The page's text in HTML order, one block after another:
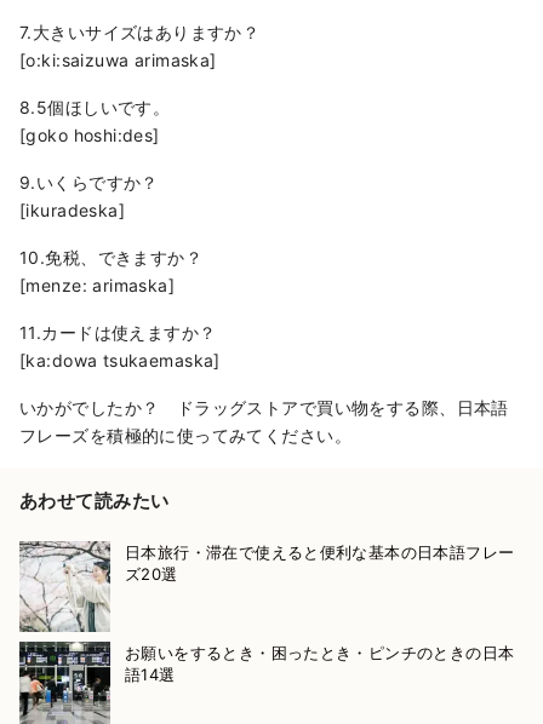
7.大きいサイズはありますか？
[o:ki:saizuwa arimaska]
8.5個ほしいです。
[goko hoshi:des]
9.いくらですか？
[ikuradeska]
10.免税、できますか？
[menze: arimaska]
11.カードは使えますか？
[ka:dowa tsukaemaska]
いかがでしたか？ ドラッグストアで買い物をする際、日本語
フレーズを積極的に使ってみてください。
あわせて読みたい
日本旅行・滞在で使えると便利な基本の日本語フレー
ズ20選
お願いをするとき・困ったとき・ピンチのときの日本
語14選